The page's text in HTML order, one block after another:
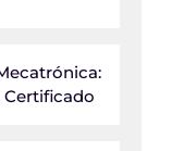
Certificado